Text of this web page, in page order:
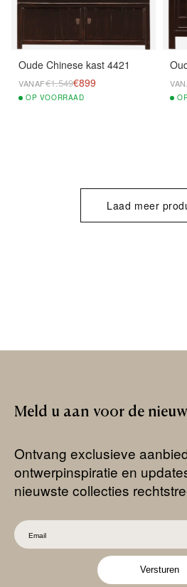
Oude Chinese kast 4421
VANAF€1.549€899
OP VOORRAAD
Laad meer
Meld u aan voor de
Ontvang exclusieve
ontwerpinspiratie en
nieuwste collecties
Versturen